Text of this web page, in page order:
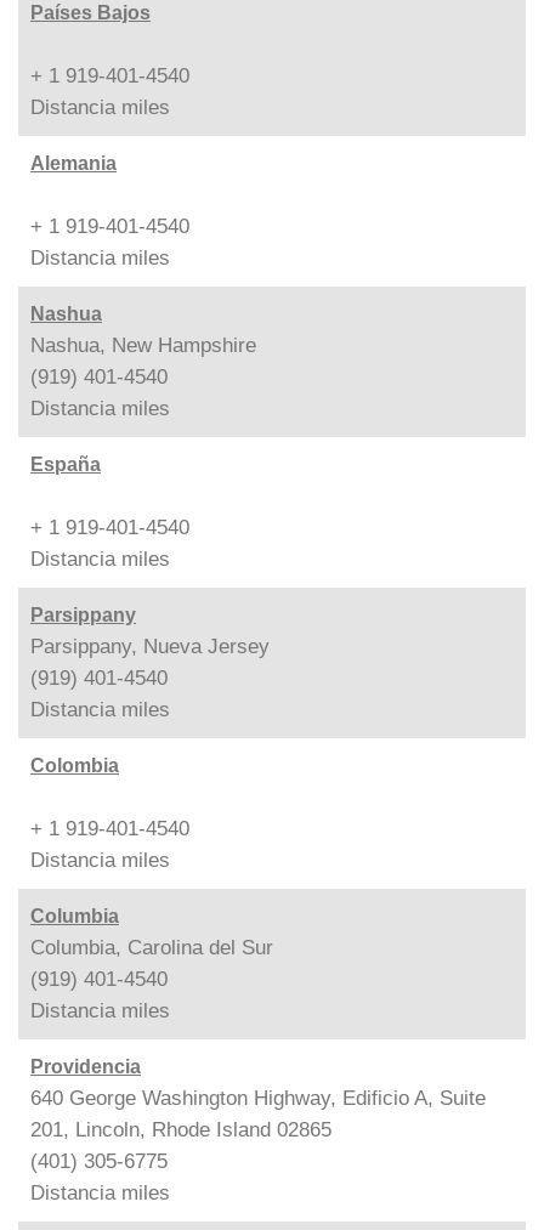
Países Bajos
+ 1 919-401-4540
Distancia miles
Alemania
+ 1 919-401-4540
Distancia miles
Nashua
Nashua, New Hampshire
(919) 401-4540
Distancia miles
España
+ 1 919-401-4540
Distancia miles
Parsippany
Parsippany, Nueva Jersey
(919) 401-4540
Distancia miles
Colombia
+ 1 919-401-4540
Distancia miles
Columbia
Columbia, Carolina del Sur
(919) 401-4540
Distancia miles
Providencia
640 George Washington Highway, Edificio A, Suite
201, Lincoln, Rhode Island 02865
(401) 305-6775
Distancia miles